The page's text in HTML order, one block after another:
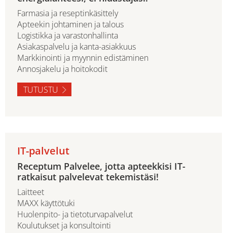
Farmasia ja reseptinkäsittely
Apteekin johtaminen ja talous
Logistikka ja varastonhallinta
Asiakaspalvelu ja kanta-asiakkuus
Markkinointi ja myynnin edistäminen
Annosjakelu ja hoitokodit
TUTUSTU
IT-palvelut
Receptum Palvelee, jotta apteekkisi IT-
ratkaisut palvelevat tekemistäsi!
Laitteet
MAXX käyttötuki
Huolenpito- ja tietoturvapalvelut
Koulutukset ja konsultointi